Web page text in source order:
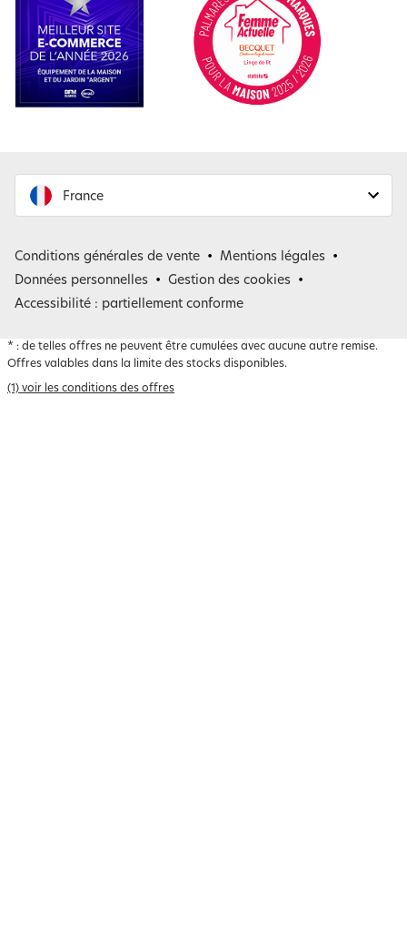
France
Belgique
Conditions générales de vente
Mentions légales
Données personnelles
Gestion des cookies
Accessibilité : partiellement conforme
* : de telles offres ne peuvent être cumulées avec aucune autre remise.
Offres valables dans la limite des stocks disponibles.
(1) voir les conditions des offres